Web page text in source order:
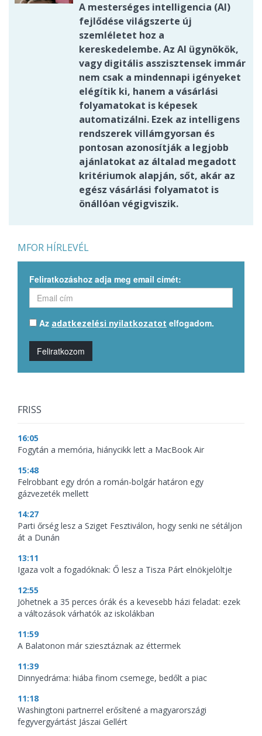
A mesterséges intelligencia (AI)
fejlődése világszerte új
szemléletet hoz a
kereskedelembe. Az AI ügynökök,
vagy digitális asszisztensek immár
nem csak a mindennapi igényeket
elégítik ki, hanem a vásárlási
folyamatokat is képesek
automatizálni. Ezek az intelligens
rendszerek villámgyorsan és
pontosan azonosítják a legjobb
ajánlatokat az általad megadott
kritériumok alapján, sőt, akár az
egész vásárlási folyamatot is
önállóan végigviszik.
MFOR HÍRLEVÉL
Feliratkozáshoz adja meg email címét:
Az adatkezelési nyilatkozatot elfogadom.
Feliratkozom
FRISS
16:05
Fogytán a memória, hiánycikk lett a MacBook Air
15:48
Felrobbant egy drón a román-bolgár határon egy
gázvezeték mellett
14:27
Parti őrség lesz a Sziget Fesztiválon, hogy senki ne sétáljon
át a Dunán
13:11
Igaza volt a fogadóknak: Ő lesz a Tisza Párt elnökjelöltje
12:55
Jöhetnek a 35 perces órák és a kevesebb házi feladat: ezek
a változások várhatók az iskolákban
11:59
A Balatonon már sziesztáznak az éttermek
11:39
Dinnyedráma: hiába finom csemege, bedőlt a piac
11:18
Washingtoni partnerrel erősítené a magyarországi
fegyvergyártást Jászai Gellért